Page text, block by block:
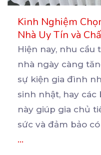
Kinh Nghiệm
Nhà Uy Tín và
Hiện nay, nhu cầu
nhà ngày càng
sự kiện gia đình
sinh nhật, hay các
này giúp gia chủ
sức và đảm bảo
...